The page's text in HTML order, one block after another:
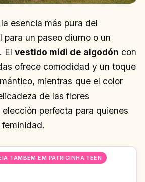
esencia más pura del
un paseo diurno o un
El vestido midi de algodón con
ofrece comodidad y un toque
mientras que el color
de las flores
perfecta para quienes
TAMBÉM EM PATRICINHA TEEN